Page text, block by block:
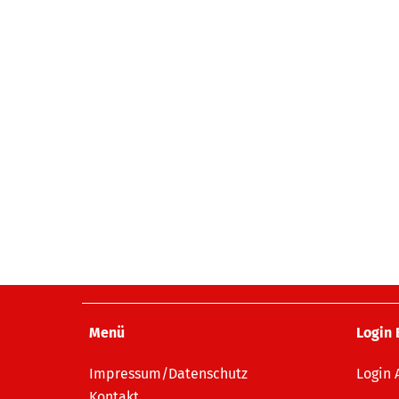
Menü
Impressum/Datenschutz
Login
Login